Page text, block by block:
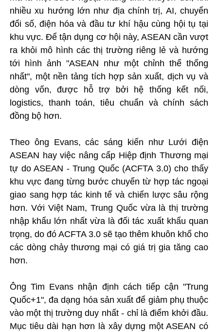
nhiều xu hướng lớn như địa chính trị, AI, chuyển
đổi số, điện hóa và đầu tư khí hậu cùng hội tụ tại
khu vực. Để tận dụng cơ hội này, ASEAN cần vượt
ra khỏi mô hình các thị trường riêng lẻ và hướng
tới hình ảnh "ASEAN như một chỉnh thể thống
nhất", một nền tảng tích hợp sản xuất, dịch vụ và
dòng vốn, được hỗ trợ bởi hệ thống kết nối,
logistics, thanh toán, tiêu chuẩn và chính sách
đồng bộ hơn.
Theo ông Evans, các sáng kiến như Lưới điện
ASEAN hay việc nâng cấp Hiệp định Thương mại
tự do ASEAN - Trung Quốc (ACFTA 3.0) cho thấy
khu vực đang từng bước chuyển từ hợp tác ngoại
giao sang hợp tác kinh tế và chiến lược sâu rộng
hơn. Với Việt Nam, Trung Quốc vừa là thị trường
nhập khẩu lớn nhất vừa là đối tác xuất khẩu quan
trọng, do đó ACFTA 3.0 sẽ tạo thêm khuôn khổ cho
các dòng chảy thương mại có giá trị gia tăng cao
hơn.
Ông Tim Evans nhận định cách tiếp cận "Trung
Quốc+1", đa dạng hóa sản xuất để giảm phụ thuộc
vào một thị trường duy nhất - chỉ là điểm khởi đầu.
Mục tiêu dài hạn hơn là xây dựng một ASEAN có